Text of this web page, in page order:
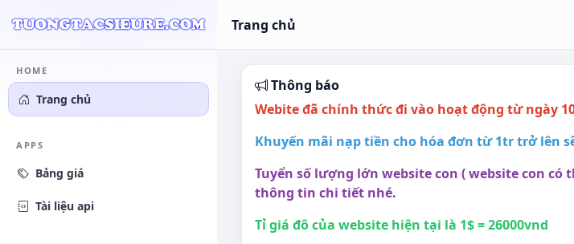
HOME
Trang chủ
APPS
Bảng giá
Tài liệu api
Trang chủ
Thông báo
Webite đã chính thức đi vào hoạt động từ ngày
Khuyến mãi nạp tiền cho hóa đơn từ 1tr trở lên
Tuyển số lượng lớn website con ( website con có
thông tin chi tiết nhé.
Tỉ giá đô của website hiện tại là 1$ = 26000vnd